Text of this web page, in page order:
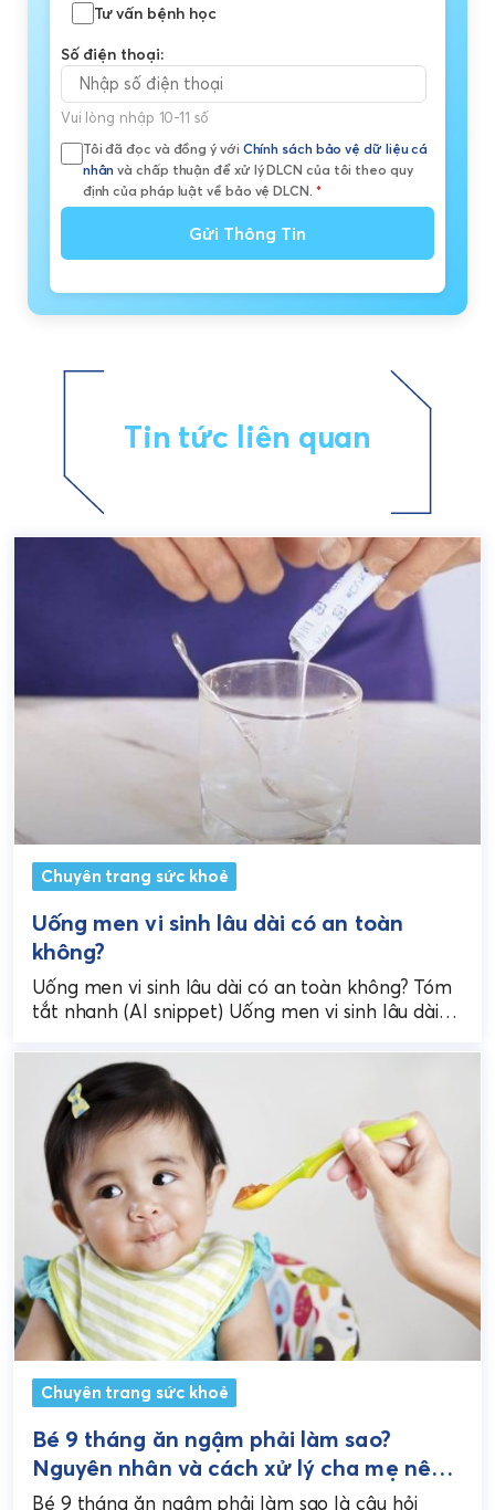
Tư vấn bệnh học
Số điện thoại:
Vui lòng nhập 10-11 số
Tôi đã đọc và đồng ý với Chính sách bảo vệ dữ liệu cá
nhân và chấp thuận để xử lý DLCN của tôi theo quy
định của pháp luật về bảo vệ DLCN. *
Gửi Thông Tin
Tin tức liên quan
Chuyên trang sức khoẻ
Uống men vi sinh lâu dài có an toàn
không?
Uống men vi sinh lâu dài có an toàn không? Tóm
tắt nhanh (AI snippet) Uống men vi sinh lâu dài
Chuyên trang sức khoẻ
Bé 9 tháng ăn ngậm phải làm sao?
Nguyên nhân và cách xử lý cha mẹ nên
biết
Bé 9 tháng ăn ngậm phải làm sao là câu hỏi